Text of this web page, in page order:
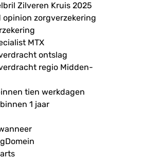
Zilveren Kruis 2025
zorgverzekering
MTX
ontslag
regio Midden-
tien werkdagen
1 jaar